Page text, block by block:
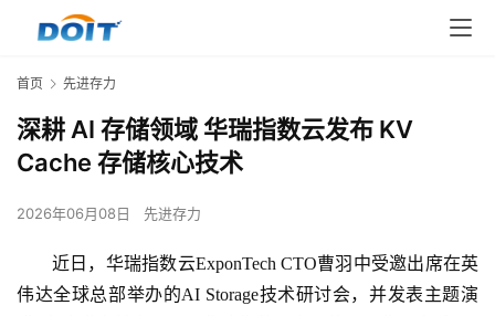
首页 先进存力
深耕 AI 存储领域 华瑞指数云发布 KV
Cache 存储核心技术
2026年06月08日 先进存力
近日，华瑞指数云ExponTech CTO曹羽中受邀出席在英
伟达全球总部举办的AI Storage技术研讨会，并发表主题演